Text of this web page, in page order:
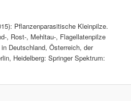
Pflanzenparasitische Kleinpilze.
, Rost-, Mehltau-, Flagellatenpilze
Deutschland, Österreich, der
Heidelberg: Springer Spektrum: